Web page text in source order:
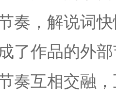
奏，解说词
了作品的外
奏互相交融